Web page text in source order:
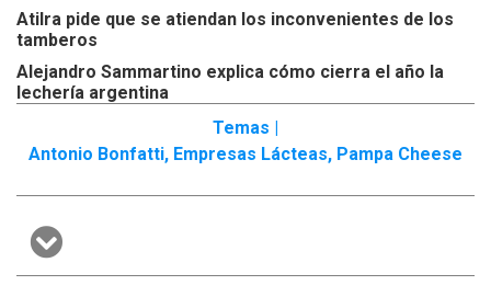
Atilra pide que se atiendan los inconvenientes de los
tamberos
Alejandro Sammartino explica cómo cierra el año la
lechería argentina
Temas |
Antonio Bonfatti, Empresas Lácteas, Pampa Cheese